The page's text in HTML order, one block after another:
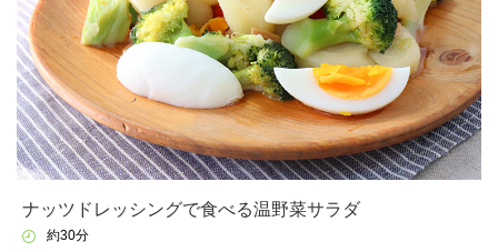
ナッツドレッシングで食べる温野菜サラダ
約30分